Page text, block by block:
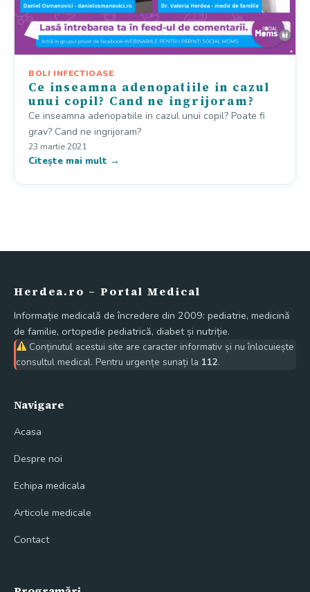
BOLI INFECTIOASE
Ce inseamna adenopatiile in cazul
unui copil? Cand ne ingrijoram?
Ce inseamna adenopatiile in cazul unui copil? Poate fi
grav? Cand ne ingrijoram?
23 martie 2021
Citește mai mult →
Herdea.ro – Portal Medical
Informație medicală de încredere din 2009: pediatrie, medicină
de familie, ortopedie pediatrică, diabet și nutriție.
Conținutul acestui site are caracter informativ și nu înlocuiește
consultul medical. Pentru urgențe sunați la 112.
Navigare
Acasa
Despre noi
Echipa medicala
Articole medicale
Contact